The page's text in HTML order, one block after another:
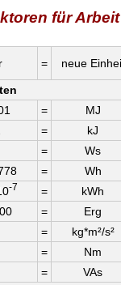
für Arbeit
= neue
= MJ
= kJ
= Ws
= Wh
-7 = kWh
= Erg
= kg*m²/s²
= Nm
= VAs